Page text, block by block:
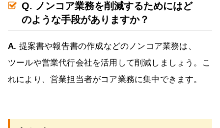
Q. ノンコア業務を削減するためにはど
のような手段がありますか？
A. 提案書や報告書の作成などのノンコア業務は、
ツールや営業代行会社を活用して削減しましょう。こ
れにより、営業担当者がコア業務に集中できます。